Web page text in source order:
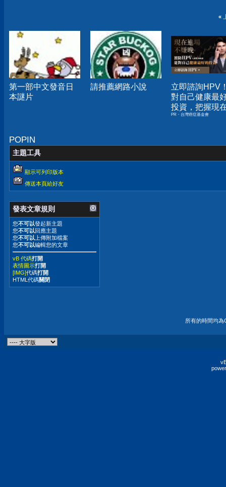
«
第一部中文發音日
本謎片
請推薦網路小說
立即諮詢HPV
對自己健康最
投資，把握現
嫌晚！
PR・台灣癌症基金會
POPIN
主題工具
顯示可列印版本
傳送本頁給好友
發表文章規則
您不可以發起新主題
您不可以回應主題
您不可以 上傳附加檔案
您不可以編輯您的文章
vB 代碼打開
表情圖示打開
[IMG]代碼打開
HTML代碼關閉
所有的時間均為